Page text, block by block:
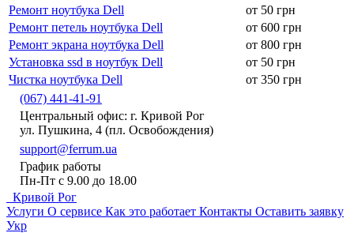
Ремонт ноутбука Dell
от 50 грн
Ремонт петель ноутбука Dell
от 600 грн
Ремонт экрана ноутбука Dell
от 800 грн
Установка ssd в ноутбук Dell
от 50 грн
Чистка ноутбука Dell
от 350 грн
(067) 441-41-91
Центральный офис: г. Кривой Рог
ул. Пушкина, 4 (пл. Освобождения)
support@ferrum.ua
График работы
Пн-Пт с 9.00 до 18.00
Кривой Рог
Услуги О сервисе Как это работает Контакты Оставить заявку
Укр